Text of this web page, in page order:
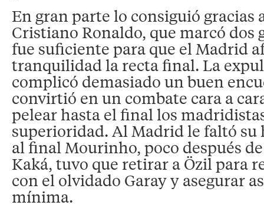
En gran parte lo consiguió gracias
Cristiano Ronaldo, que marcó dos
fue suficiente para que el Madrid
tranquilidad la recta final. La
complicó demasiado un buen
convirtió en un combate cara a
pelear hasta el final los
superioridad. Al Madrid le faltó su
al final Mourinho, poco después
Kaká, tuvo que retirar a Özil para
con el olvidado Garay y asegurar
mínima.